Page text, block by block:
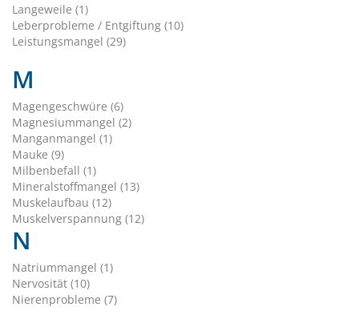
Langeweile (1)
Leberprobleme / Entgiftung (10)
Leistungsmangel (29)
M
Magengeschwüre (6)
Magnesiummangel (2)
Manganmangel (1)
Mauke (9)
Milbenbefall (1)
Mineralstoffmangel (13)
Muskelaufbau (12)
Muskelverspannung (12)
N
Natriummangel (1)
Nervosität (10)
Nierenprobleme (7)